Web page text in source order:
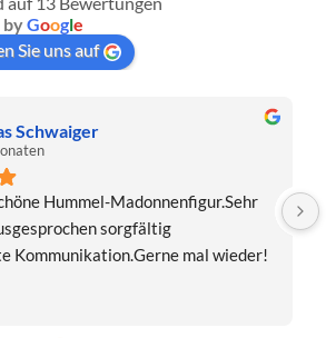
byGoogle
Sie uns auf
Schwaiger
Hummel-Madonnenfigur.Sehr
sorgfältig
Kommunikation.Gerne mal wieder!